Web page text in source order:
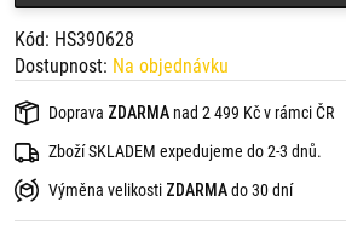
Kód: HS390628
Dostupnost: Na objednávku
Doprava ZDARMA nad 2 499 Kč v rámci ČR
Zboží SKLADEM expedujeme do 2-3 dnů.
Výměna velikosti ZDARMAdo 30 dní